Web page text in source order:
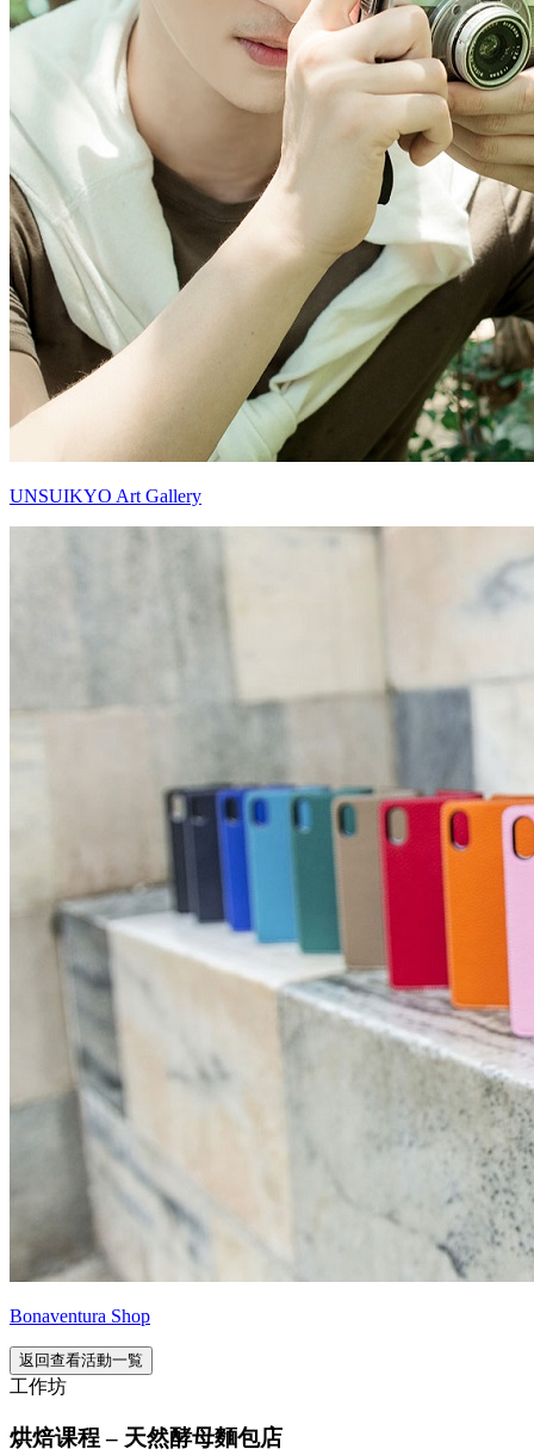
UNSUIKYO Art Gallery
Bonaventura Shop
返回查看活動一覧
工作坊
烘焙课程 – 天然酵母麵包店